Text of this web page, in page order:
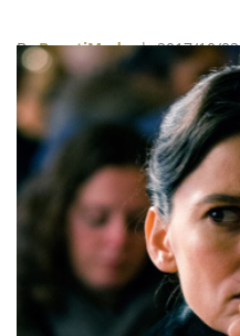
ByBeautiMode| 2017/10/02